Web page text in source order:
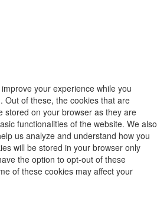
your experience while you
Out of these, the cookies that are
stored on your browser as they are
functionalities of the website. We also
us analyze and understand how you
will be stored in your browser only
the option to opt-out of these
of these cookies may affect your